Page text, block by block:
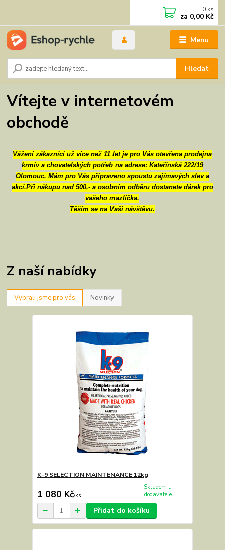
Menu
Hledat
0 ks
za 0,00 Kč
Vítejte v internetovém
obchodě
Vážení zákazníci už více než 11 let je pro Vás otevřena prodejna
krmiv a chovatelských potřeb na adrese: Kateřínská 222/19
Olomouc. Mám pro Vás připraveno spoustu zajímavých slev a
akcí.Při nákupu nad 500,- a osobním odběru dostanete dárek pro
vašeho mazlíčka.
Těším se na Vaši návštěvu.
Z naší nabídky
Vybrali jsme pro vás Novinky
K-9 SELECTION MAINTENANCE 12kg
1 080 Kč/ks
Skladem u
dodavatele
Přidat do košíku